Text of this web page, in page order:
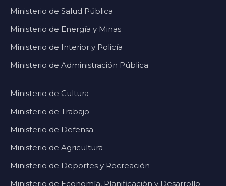
Ministerio de Salud Pública
Ministerio de Energía y Minas
Ministerio de Interior y Policía
Ministerio de Administración Pública
Ministerio de Cultura
Ministerio de Trabajo
Ministerio de Defensa
Ministerio de Agricultura
Ministerio de Deportes y Recreación
Ministerio de Economía, Planificación y Desarrollo